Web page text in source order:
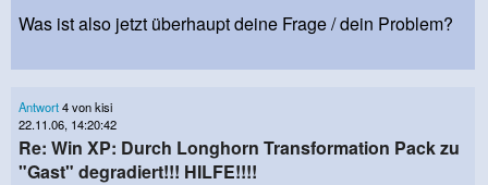
Was ist also jetzt überhaupt deine Frage / dein Problem?
Antwort4 von kisi
22.11.06, 14:20:42
Re: Win XP: Durch Longhorn Transformation Pack zu
"Gast" degradiert!!! HILFE!!!!